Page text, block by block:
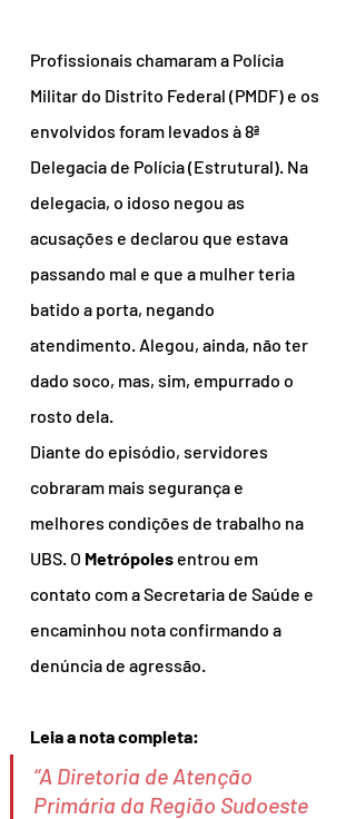
Profissionais chamaram a Polícia
Militar do Distrito Federal (PMDF) e os
envolvidos foram levados à 8ª
Delegacia de Polícia (Estrutural). Na
delegacia, o idoso negou as
acusações e declarou que estava
passando mal e que a mulher teria
batido a porta, negando
atendimento. Alegou, ainda, não ter
dado soco, mas, sim, empurrado o
rosto dela.
Diante do episódio, servidores
cobraram mais segurança e
melhores condições de trabalho na
UBS. O Metrópoles entrou em
contato com a Secretaria de Saúde e
encaminhou nota confirmando a
denúncia de agressão.
Leia a nota completa:
“A Diretoria de Atenção
Primária da Região Sudoeste